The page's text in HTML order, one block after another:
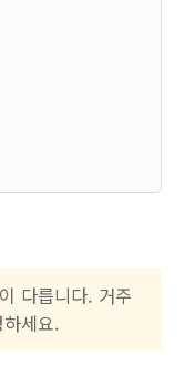
다릅니다. 거주
세요.